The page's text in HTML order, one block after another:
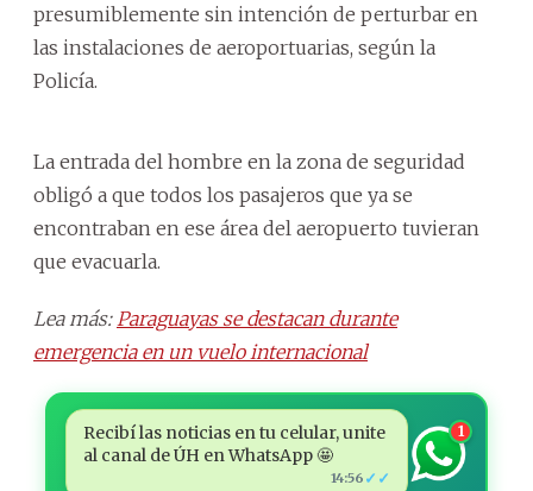
presumiblemente sin intención de perturbar en
las instalaciones de aeroportuarias, según la
Policía.
La entrada del hombre en la zona de seguridad
obligó a que todos los pasajeros que ya se
encontraban en ese área del aeropuerto tuvieran
que evacuarla.
Lea más: Paraguayas se destacan durante
emergencia en un vuelo internacional
Recibí las noticias en tu celular, unite
al canal de ÚH en WhatsApp 🤩
14:56 ✓✓
1